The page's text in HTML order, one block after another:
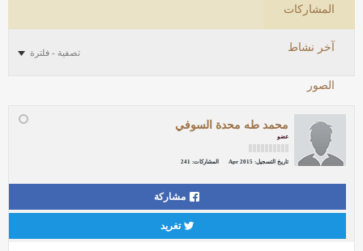
المشاركات
آخر نشاط
الصور
تصفية - فلترة
محمد طه محدة السوفي
عضو
تاريخ التسجيل: Apr 2015 المشاركات: 241
مشاركة
تغريد